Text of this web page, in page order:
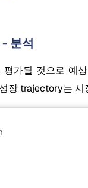
분석
가될 것으로 예
장 trajectory는 시